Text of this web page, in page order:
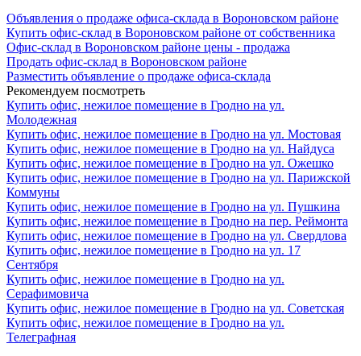
Объявления о продаже офиса-склада в Вороновском районе
Купить офис-склад в Вороновском районе от собственника
Офис-склад в Вороновском районе цены - продажа
Продать офис-склад в Вороновском районе
Разместить объявление о продаже офиса-склада
Рекомендуем посмотреть
Купить офис, нежилое помещение в Гродно на ул.
Молодежная
Купить офис, нежилое помещение в Гродно на ул. Мостовая
Купить офис, нежилое помещение в Гродно на ул. Найдуса
Купить офис, нежилое помещение в Гродно на ул. Ожешко
Купить офис, нежилое помещение в Гродно на ул. Парижской
Коммуны
Купить офис, нежилое помещение в Гродно на ул. Пушкина
Купить офис, нежилое помещение в Гродно на пер. Реймонта
Купить офис, нежилое помещение в Гродно на ул. Свердлова
Купить офис, нежилое помещение в Гродно на ул. 17
Сентября
Купить офис, нежилое помещение в Гродно на ул.
Серафимовича
Купить офис, нежилое помещение в Гродно на ул. Советская
Купить офис, нежилое помещение в Гродно на ул.
Телеграфная